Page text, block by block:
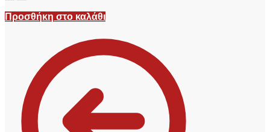
Προσθήκη στο καλάθι